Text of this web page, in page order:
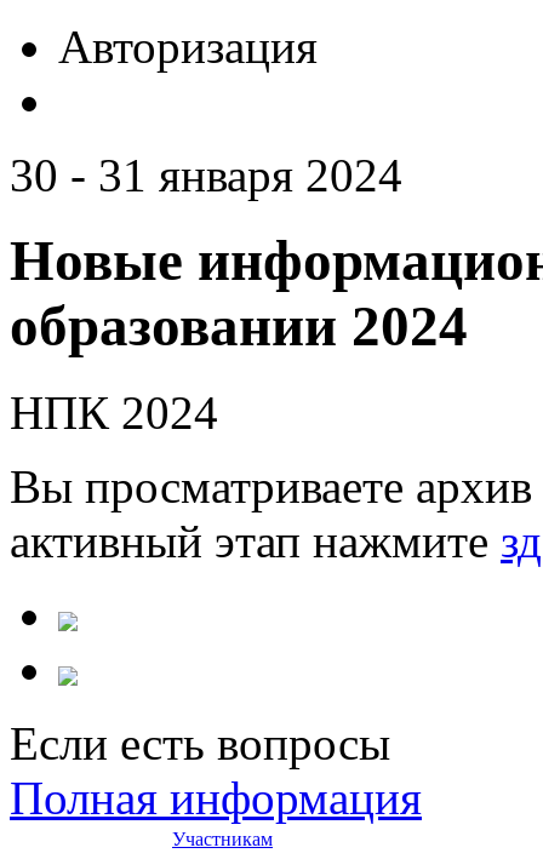
Авторизация
30 - 31 января 2024
Новые
образовании 2024
НПК 2024
Вы просматриваете
активный этап нажмите
Если есть вопросы
Полная информация
Участникам